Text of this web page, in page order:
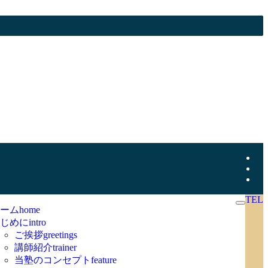
ムhome
めにintro
ご挨拶greetings
講師紹介trainer
当塾のコンセプト feature
TEL